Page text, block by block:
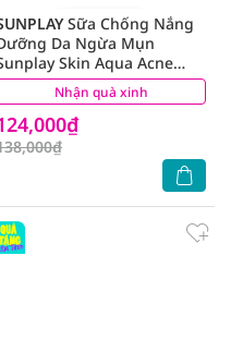
Nhận quà xinh
Sữa Chống Nắng
Da Ngừa Mụn
Skin Aqua Acne
Milk SPF50 25g
(4)